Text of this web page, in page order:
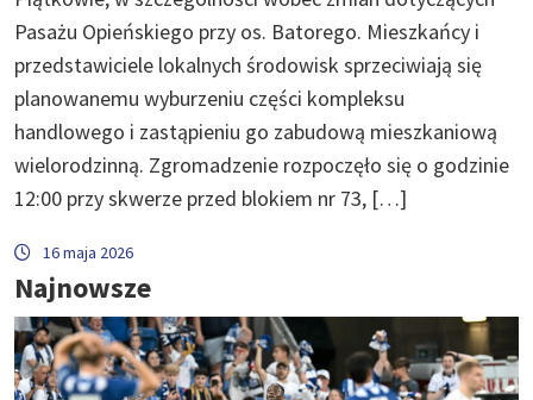
Pasażu Opieńskiego przy os. Batorego. Mieszkańcy i
przedstawiciele lokalnych środowisk sprzeciwiają się
planowanemu wyburzeniu części kompleksu
handlowego i zastąpieniu go zabudową mieszkaniową
wielorodzinną. Zgromadzenie rozpoczęło się o godzinie
12:00 przy skwerze przed blokiem nr 73, […]
16 maja 2026
Najnowsze